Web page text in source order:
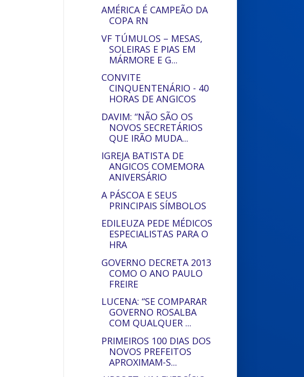
AMÉRICA É CAMPEÃO DA
COPA RN
VF TÚMULOS – MESAS,
SOLEIRAS E PIAS EM
MÁRMORE E G...
CONVITE
CINQUENTENÁRIO - 40
HORAS DE ANGICOS
DAVIM: “NÃO SÃO OS
NOVOS SECRETÁRIOS
QUE IRÃO MUDA...
IGREJA BATISTA DE
ANGICOS COMEMORA
ANIVERSÁRIO
A PÁSCOA E SEUS
PRINCIPAIS SÍMBOLOS
EDILEUZA PEDE MÉDICOS
ESPECIALISTAS PARA O
HRA
GOVERNO DECRETA 2013
COMO O ANO PAULO
FREIRE
LUCENA: “SE COMPARAR
GOVERNO ROSALBA
COM QUALQUER ...
PRIMEIROS 100 DIAS DOS
NOVOS PREFEITOS
APROXIMAM-S...